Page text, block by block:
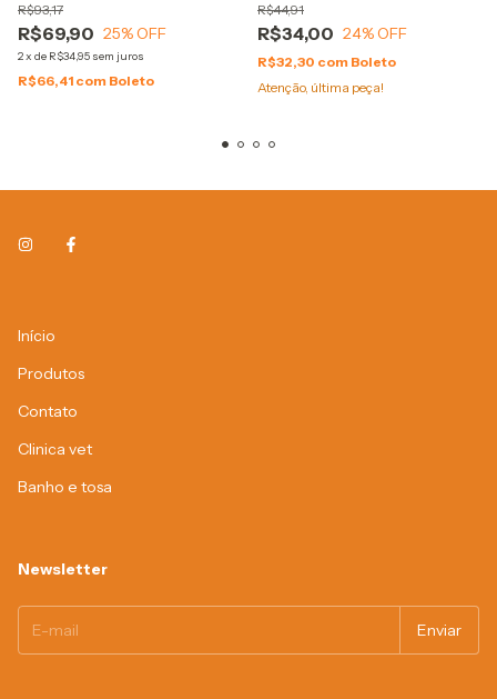
R$69,90
R$93,17
25% OFF
2x de R$34,95 sem juros
R$66,41 com Boleto
R$34,00
R$44,91
24% OFF
R$32,30 com Boleto
Atenção, última peça!
Início
Produtos
Contato
Clinica vet
Banho e tosa
Newsletter